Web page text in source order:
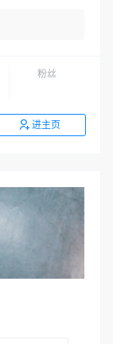
粉丝
进主页